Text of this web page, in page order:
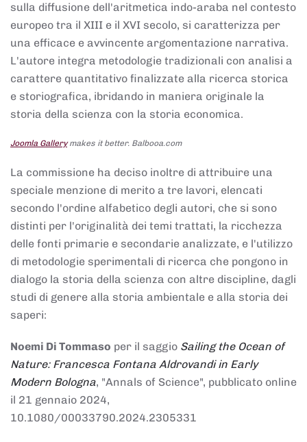
sulla diffusione dell'aritmetica indo-araba nel contesto
europeo tra il XIII e il XVI secolo, si caratterizza per
una efficace e avvincente argomentazione narrativa.
L'autore integra metodologie tradizionali con analisi a
carattere quantitativo finalizzate alla ricerca storica
e storiografica, ibridando in maniera originale la
storia della scienza con la storia economica.
Joomla Gallerymakes it better. Balbooa.com
La commissione ha deciso inoltre di attribuire una
speciale menzione di merito a tre lavori, elencati
secondo l'ordine alfabetico degli autori, che si sono
distinti per l'originalità dei temi trattati, la ricchezza
delle fonti primarie e secondarie analizzate, e l'utilizzo
di metodologie sperimentali di ricerca che pongono in
dialogo la storia della scienza con altre discipline, dagli
studi di genere alla storia ambientale e alla storia dei
saperi:
Noemi Di Tommaso per il saggio Sailing the Ocean of
Nature: Francesca Fontana Aldrovandi in Early
Modern Bologna, "Annals of Science", pubblicato online
il 21 gennaio 2024,
10.1080/00033790.2024.2305331